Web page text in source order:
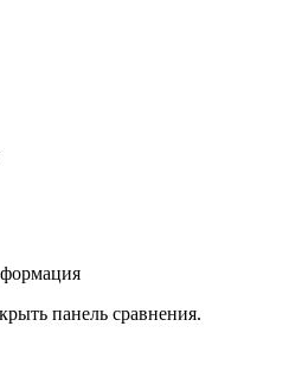
панель сравнения.